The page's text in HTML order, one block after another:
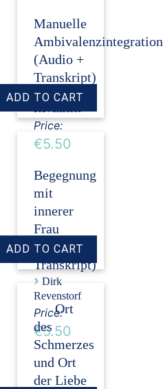
Manuelle
Ambivalenzintegration
(Audio +
Transkript)
› Dirk
Price:
€5.50
Begegnung
mit
innerer
Frau
(Audio +
Transkript)
› Dirk
Revenstorf
Price:
€5.50
Ort
des
Schmerzes
und Ort
der Liebe